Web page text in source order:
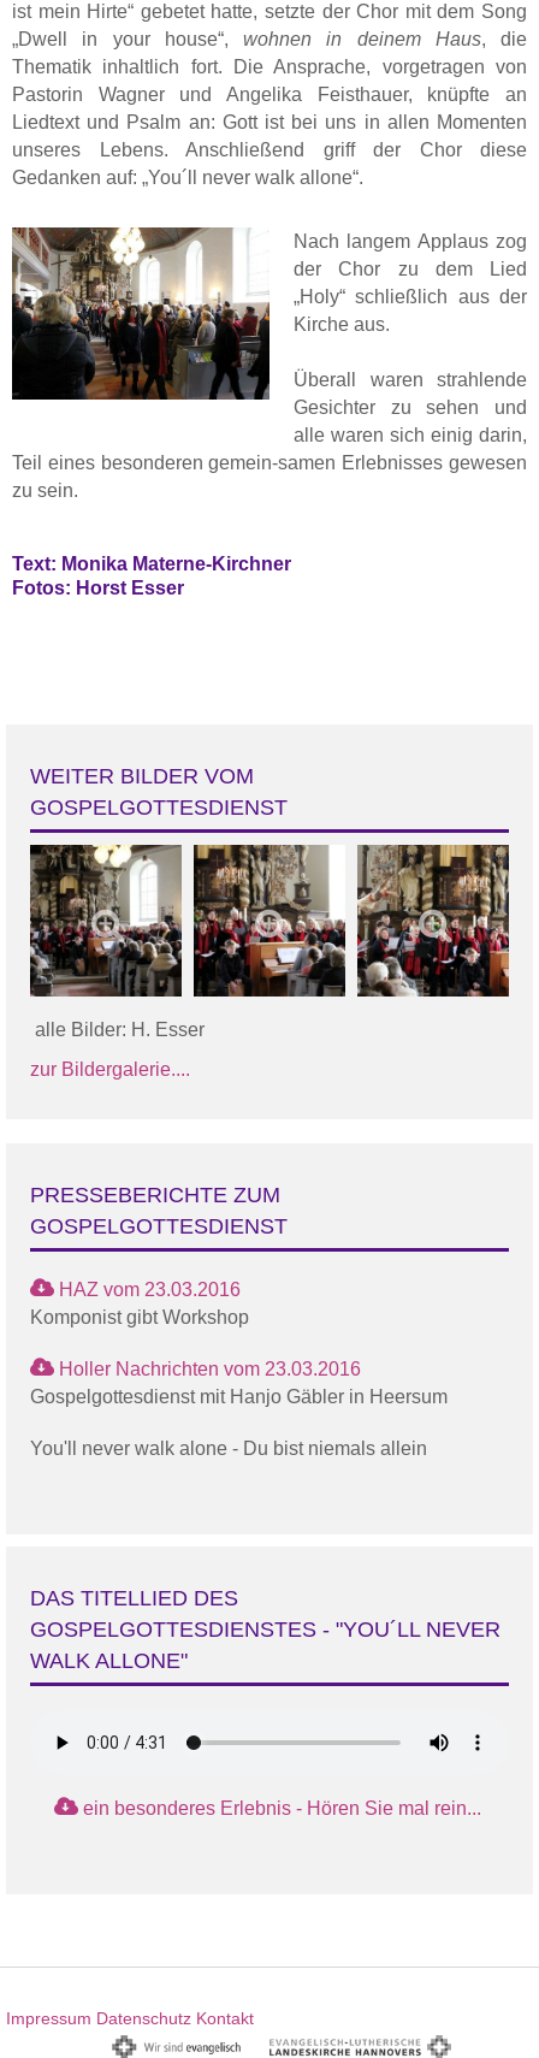
ist mein Hirte“ gebetet hatte, setzte der Chor mit dem Song
„Dwell in your house“, wohnen in deinem Haus, die
Thematik inhaltlich fort. Die Ansprache, vorgetragen von
Pastorin Wagner und Angelika Feisthauer, knüpfte an
Liedtext und Psalm an: Gott ist bei uns in allen Momenten
unseres Lebens. Anschließend griff der Chor diese
Gedanken auf: „You´ll never walk allone“.
Nach langem Applaus zog
der Chor zu dem Lied
„Holy“ schließlich aus der
Kirche aus.
Überall waren strahlende
Gesichter zu sehen und
alle waren sich einig darin,
Teil eines besonderen gemein-samen Erlebnisses gewesen
zu sein.
Text: Monika Materne-Kirchner
Fotos: Horst Esser
WEITER BILDER VOM
GOSPELGOTTESDIENST
alle Bilder: H. Esser
zur Bildergalerie....
PRESSEBERICHTE ZUM
GOSPELGOTTESDIENST
HAZ vom 23.03.2016
Komponist gibt Workshop
Holler Nachrichten vom 23.03.2016
Gospelgottesdienst mit Hanjo Gäbler in Heersum
You'll never walk alone - Du bist niemals allein
DAS TITELLIED DES
GOSPELGOTTESDIENSTES - "YOU´LL NEVER
WALK ALLONE"
ein besonderes Erlebnis - Hören Sie mal rein...
Impressum Datenschutz Kontakt